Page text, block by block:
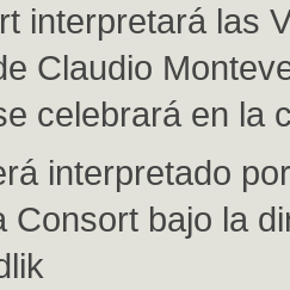
interpretará las
Claudio
celebrará en la
interpretado
Consort bajo la